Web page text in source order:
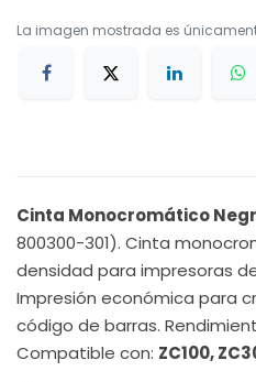
La imagen mostrada es
Cinta Monocromático
800300-301). Cinta
densidad para impresoras
Impresión económica para
código de barras.
Compatible con: ZC100,